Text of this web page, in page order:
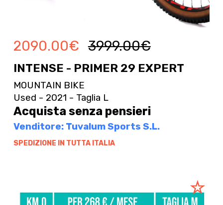
2090.00€ 3999.00€
INTENSE - PRIMER 29 EXPERT
MOUNTAIN BIKE
Used - 2021 - Taglia L
Acquista senza pensieri
Venditore: Tuvalum Sports S.L.
SPEDIZIONE IN TUTTA ITALIA